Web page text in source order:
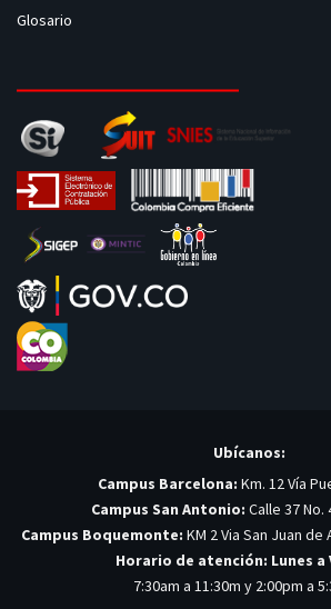
Glosario
Ubícanos:
Campus Barcelona: Km. 12 Vía
Campus San Antonio: Calle 37 No.
Campus Boquemonte: KM 2 Via San Juan
Horario de atención: Lunes a
7:30am a 11:30m y 2:00pm a